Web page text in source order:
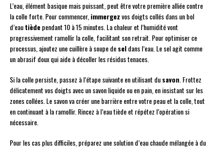
L’eau, élément basique mais puissant, peut être votre première alliée contre
la colle forte. Pour commencer,immergezvos doigts collés dans un bol
d’eautièdependant 10 à 15 minutes. La chaleur et l’humidité vont
progressivement ramollir la colle, facilitant son retrait. Pour optimiser ce
processus, ajoutez une cuillère à soupe deseldans l’eau. Le sel agit comme
un abrasif doux qui aide à décoller les résidus tenaces.
Si la colle persiste, passez à l’étape suivante en utilisant dusavon. Frottez
délicatement vos doigts avec un savon liquide ou en pain, en insistant sur les
zones collées. Le savon va créer une barrière entre votre peau et la colle, tout
en continuant à la ramollir. Rincez à l’eau tiède et répétez l’opération si
nécessaire.
Pour les cas plus difficiles, préparez une solution d’eau chaude mélangée à du